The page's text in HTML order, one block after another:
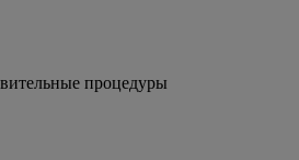
процедуры